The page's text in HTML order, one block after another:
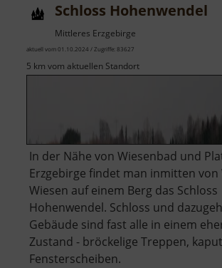
Schloss Hohenwendel
Mittleres Erzgebirge
aktuell vom 01.10.2024 / Zugriffe: 83627
5 km vom aktuellen Standort
In der Nähe von Wiesenbad und
Erzgebirge findet man inmitten von
Wiesen auf einem Berg das Schloss
Hohenwendel. Schloss und
Gebäude sind fast alle in einem
Zustand - bröckelige Treppen,
Fensterscheiben.